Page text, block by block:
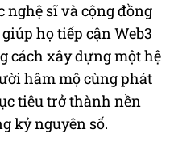
nghệ sĩ và cộng đồng
họ tiếp cận Web3
cách xây dựng một hệ
hâm mộ cùng phát
tiêu trở thành nền
kỷ nguyên số.